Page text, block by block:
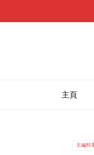
主頁
主編特